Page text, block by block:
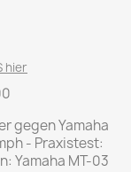
hier
gegen Yamaha
- Praxistest:
Yamaha MT-03